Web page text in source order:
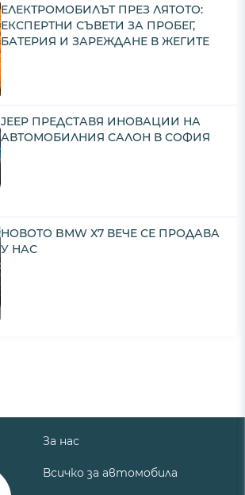
ЕЛЕКТРОМОБИЛЪТ ПРЕЗ ЛЯТОТО:
ЕКСПЕРТНИ СЪВЕТИ ЗА ПРОБЕГ,
БАТЕРИЯ И ЗАРЕЖДАНЕ В ЖЕГИТЕ
JEEP ПРЕДСТАВЯ ИНОВАЦИИ НА
АВТОМОБИЛНИЯ САЛОН В СОФИЯ
НОВОТО BMW X7 ВЕЧЕ СЕ ПРОДАВА
У НАС
За нас
Всичко за автомобила